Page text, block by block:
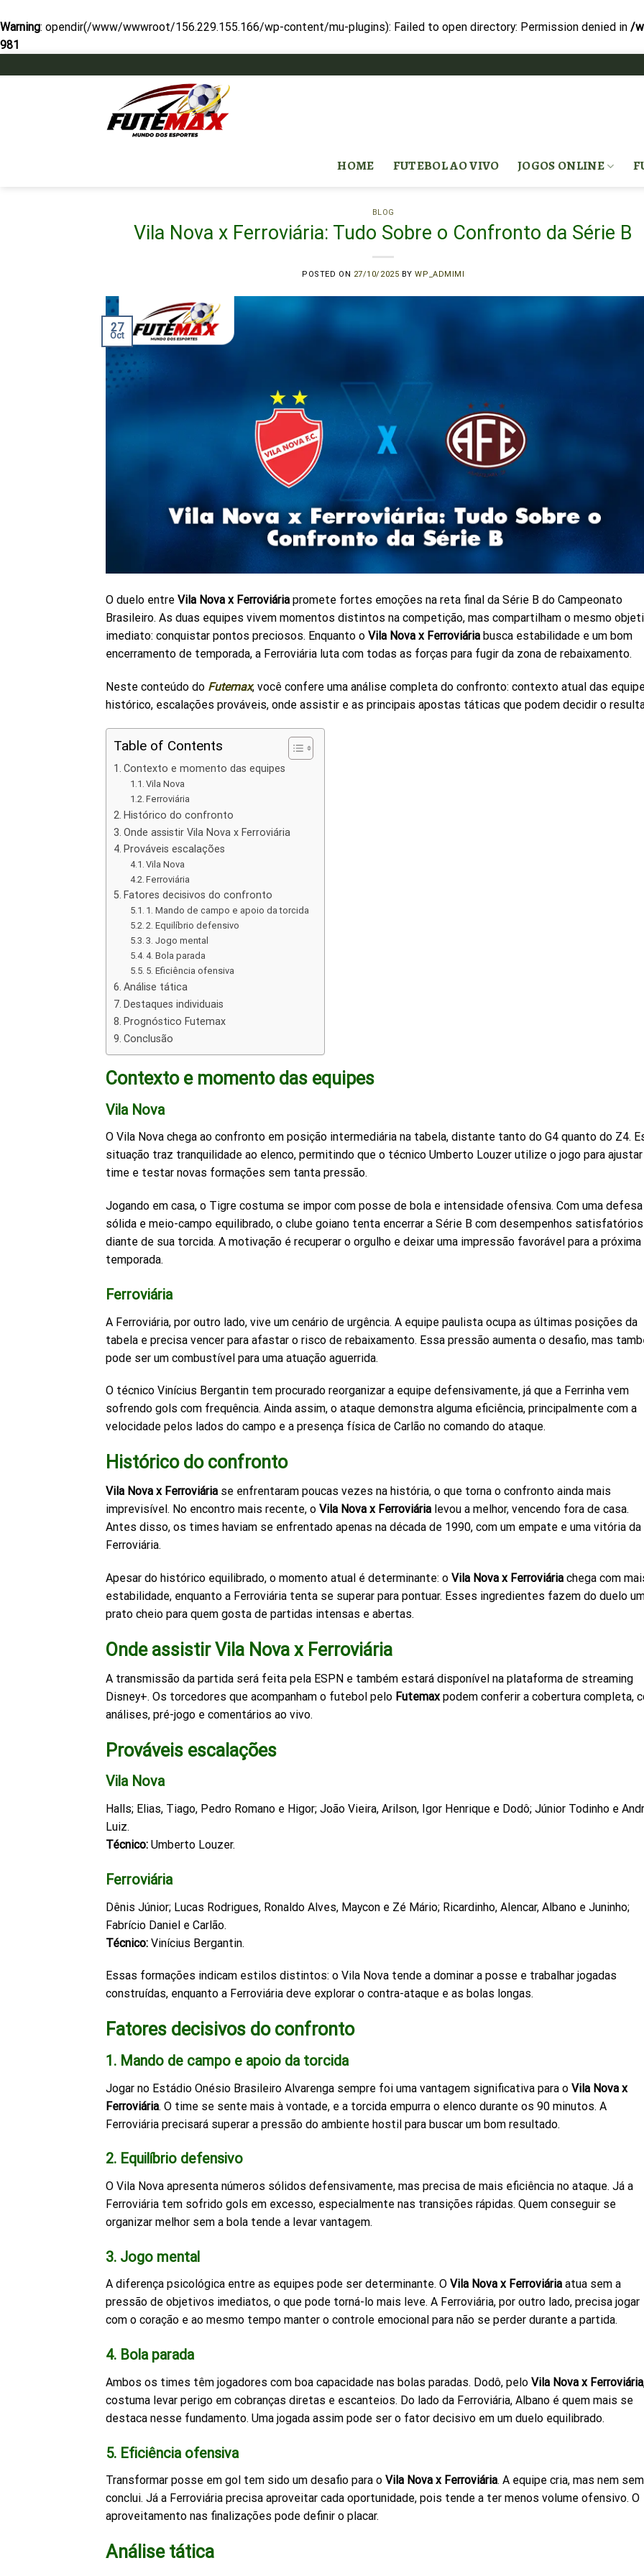
Warning: opendir(/www/wwwroot/156.229.155.166/wp-content/mu-plugins): Failed to open directory: Permission denied in /
981
to
HOME FUTEBOL AO VIVO JOGOS ONLINE
BLOG
Vila Nova x Ferroviária: Tudo Sobre o Confronto da Série B
POSTED ON 27/10/2025 BYWP_ADMIMI
27
Oct
O duelo entre Vila Nova x Ferroviária promete fortes emoções na reta final da Série B do Campeonato
Brasileiro. As duas equipes vivem momentos distintos na competição, mas compartilham o mesmo
imediato: conquistar pontos preciosos. Enquanto o Vila Nova x Ferroviária busca estabilidade e um bom
encerramento de temporada, a Ferroviária luta com todas as forças para fugir da zona de rebaixamento.
Neste conteúdo do Futemax, você confere uma análise completa do confronto: contexto atual das
histórico, escalações prováveis, onde assistir e as principais apostas táticas que podem decidir o
Table of Contents
Contexto e momento das equipes
Vila Nova
Ferroviária
Histórico do confronto
Onde assistir Vila Nova x Ferroviária
Prováveis escalações
Vila Nova
Ferroviária
Fatores decisivos do confronto
1. Mando de campo e apoio da torcida
2. Equilíbrio defensivo
3. Jogo mental
4. Bola parada
5. Eficiência ofensiva
Análise tática
Destaques individuais
Prognóstico Futemax
Conclusão
Contexto e momento das equipes
Vila Nova
O Vila Nova chega ao confronto em posição intermediária na tabela, distante tanto do G4 quanto do Z4.
situação traz tranquilidade ao elenco, permitindo que o técnico Umberto Louzer utilize o jogo para
time e testar novas formações sem tanta pressão.
Jogando em casa, o Tigre costuma se impor com posse de bola e intensidade ofensiva. Com uma defesa
sólida e meio-campo equilibrado, o clube goiano tenta encerrar a Série B com desempenhos satisfatórios
diante de sua torcida. A motivação é recuperar o orgulho e deixar uma impressão favorável para a próxima
temporada.
Ferroviária
A Ferroviária, por outro lado, vive um cenário de urgência. A equipe paulista ocupa as últimas posições da
tabela e precisa vencer para afastar o risco de rebaixamento. Essa pressão aumenta o desafio, mas
pode ser um combustível para uma atuação aguerrida.
O técnico Vinícius Bergantin tem procurado reorganizar a equipe defensivamente, já que a Ferrinha vem
sofrendo gols com frequência. Ainda assim, o ataque demonstra alguma eficiência, principalmente com a
velocidade pelos lados do campo e a presença física de Carlão no comando do ataque.
Histórico do confronto
Vila Nova x Ferroviária se enfrentaram poucas vezes na história, o que torna o confronto ainda mais
imprevisível. No encontro mais recente, o Vila Nova x Ferroviária levou a melhor, vencendo fora de casa.
Antes disso, os times haviam se enfrentado apenas na década de 1990, com um empate e uma vitória da
Ferroviária.
Apesar do histórico equilibrado, o momento atual é determinante: o Vila Nova x Ferroviária chega com
estabilidade, enquanto a Ferroviária tenta se superar para pontuar. Esses ingredientes fazem do duelo
prato cheio para quem gosta de partidas intensas e abertas.
Onde assistir Vila Nova x Ferroviária
A transmissão da partida será feita pela ESPN e também estará disponível na plataforma de streaming
Disney+. Os torcedores que acompanham o futebol pelo Futemaxpodem conferir a cobertura completa,
análises, pré-jogo e comentários ao vivo.
Prováveis escalações
Vila Nova
Halls; Elias, Tiago, Pedro Romano e Higor; João Vieira, Arilson, Igor Henrique e Dodô; Júnior Todinho e
Luiz.
Técnico: Umberto Louzer.
Ferroviária
Dênis Júnior; Lucas Rodrigues, Ronaldo Alves, Maycon e Zé Mário; Ricardinho, Alencar, Albano e Juninho;
Fabrício Daniel e Carlão.
Técnico: Vinícius Bergantin.
Essas formações indicam estilos distintos: o Vila Nova tende a dominar a posse e trabalhar jogadas
construídas, enquanto a Ferroviária deve explorar o contra-ataque e as bolas longas.
Fatores decisivos do confronto
1. Mando de campo e apoio da torcida
Jogar no Estádio Onésio Brasileiro Alvarenga sempre foi uma vantagem significativa para o Vila Nova x
Ferroviária. O time se sente mais à vontade, e a torcida empurra o elenco durante os 90 minutos. A
Ferroviária precisará superar a pressão do ambiente hostil para buscar um bom resultado.
2. Equilíbrio defensivo
O Vila Nova apresenta números sólidos defensivamente, mas precisa de mais eficiência no ataque. Já a
Ferroviária tem sofrido gols em excesso, especialmente nas transições rápidas. Quem conseguir se
organizar melhor sem a bola tende a levar vantagem.
3. Jogo mental
A diferença psicológica entre as equipes pode ser determinante. O Vila Nova x Ferroviária atua sem a
pressão de objetivos imediatos, o que pode torná-lo mais leve. A Ferroviária, por outro lado, precisa jogar
com o coração e ao mesmo tempo manter o controle emocional para não se perder durante a partida.
4. Bola parada
Ambos os times têm jogadores com boa capacidade nas bolas paradas. Dodô, pelo Vila Nova x Ferroviária
costuma levar perigo em cobranças diretas e escanteios. Do lado da Ferroviária, Albano é quem mais se
destaca nesse fundamento. Uma jogada assim pode ser o fator decisivo em um duelo equilibrado.
5. Eficiência ofensiva
Transformar posse em gol tem sido um desafio para o Vila Nova x Ferroviária. A equipe cria, mas nem
conclui. Já a Ferroviária precisa aproveitar cada oportunidade, pois tende a ter menos volume ofensivo. O
aproveitamento nas finalizações pode definir o placar.
Análise tática